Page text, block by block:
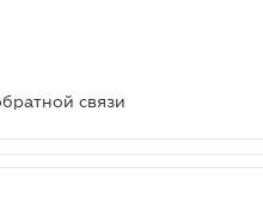
связи